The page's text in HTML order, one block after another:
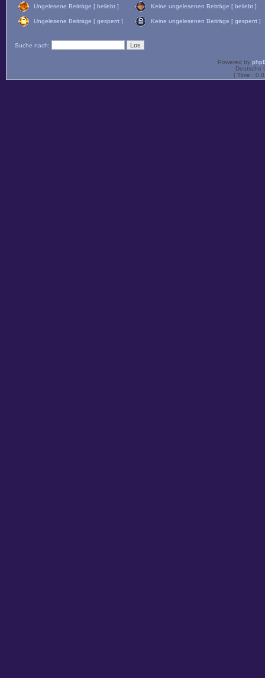
Ungelesene Beiträge [ beliebt ] Keine ungelesenen Beiträge [ beliebt ]
Ungelesene Beiträge [ gesperrt ] Keine ungelesenen Beiträge [ gesperrt ]
Suche nach:
Powered by
Deutsche
[ Time :